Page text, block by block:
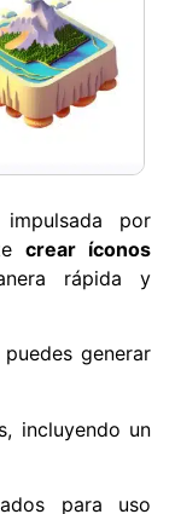
por
crear íconos
rápida y
generar
incluyendo un
para uso